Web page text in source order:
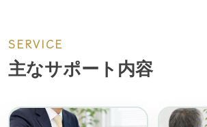
SERVICE
主なサポート内容